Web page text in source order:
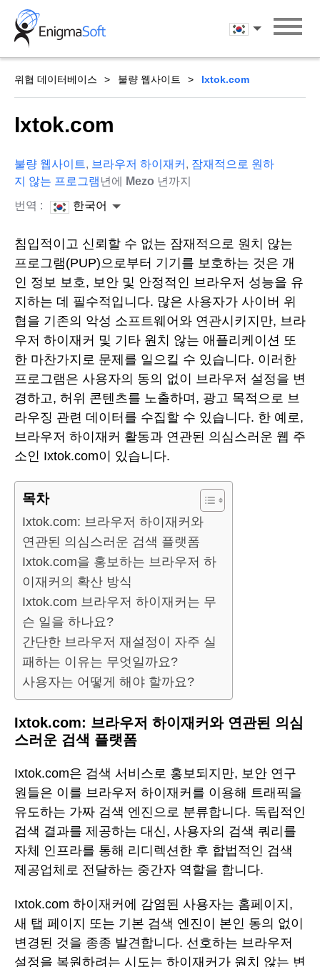
Skip
content
한국어
위협 데이터베이스 불량 웹사이트 Ixtok.com
Ixtok.com
불량 웹사이트, 브라우저 하이재커 , 잠재적으로 원하
지 않는 프로그램 년에 Mezo 년까지
번역 :
한국어
침입적이고 신뢰할 수 없는 잠재적으로 원치 않는
프로그램(PUP)으로부터 기기를 보호하는 것은 개
인 정보 보호, 보안 및 안정적인 브라우저 성능을 유
지하는 데 필수적입니다. 많은 사용자가 사이버 위
협을 기존의 악성 소프트웨어와 연관시키지만, 브라
우저 하이재커 및 기타 원치 않는 애플리케이션 또
한 마찬가지로 문제를 일으킬 수 있습니다. 이러한
프로그램은 사용자의 동의 없이 브라우저 설정을 변
경하고, 허위 콘텐츠를 노출하며, 광고 목적으로 브
라우징 관련 데이터를 수집할 수 있습니다. 한 예로,
브라우저 하이재커 활동과 연관된 의심스러운 웹 주
소인 Ixtok.com이 있습니다.
목차
Ixtok.com: 브라우저 하이재커와
연관된 의심스러운 검색 플랫폼
Ixtok.com을 홍보하는 브라우저 하
이재커의 확산 방식
Ixtok.com 브라우저 하이재커는 무
슨 일을 하나요?
간단한 브라우저 재설정이 자주 실
패하는 이유는 무엇일까요?
사용자는 어떻게 해야 할까요?
Ixtok.com: 브라우저 하이재커와 연관된 의심
스러운 검색 플랫폼
Ixtok.com은 검색 서비스로 홍보되지만, 보안 연구
원들은 이를 브라우저 하이재커를 이용해 트래픽을
유도하는 가짜 검색 엔진으로 분류합니다. 독립적인
검색 결과를 제공하는 대신, 사용자의 검색 쿼리를
자체 인프라를 통해 리디렉션한 후 합법적인 검색
제공업체로 전달하는 중간자 역할을 합니다.
Ixtok.com 하이재커에 감염된 사용자는 홈페이지,
새 탭 페이지 또는 기본 검색 엔진이 본인 동의 없이
변경된 것을 종종 발견합니다. 선호하는 브라우저
설정을 복원하려는 시도는 하이재커가 원치 않는 변